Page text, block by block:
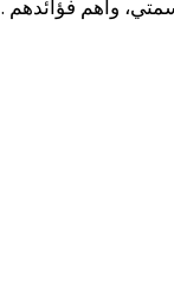
واهم فؤائدهم .